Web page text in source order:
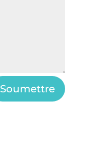
Soumettre